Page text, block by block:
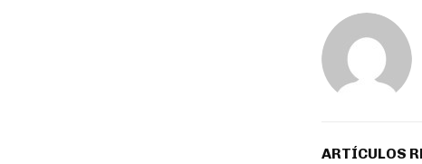
ARTÍCULOS